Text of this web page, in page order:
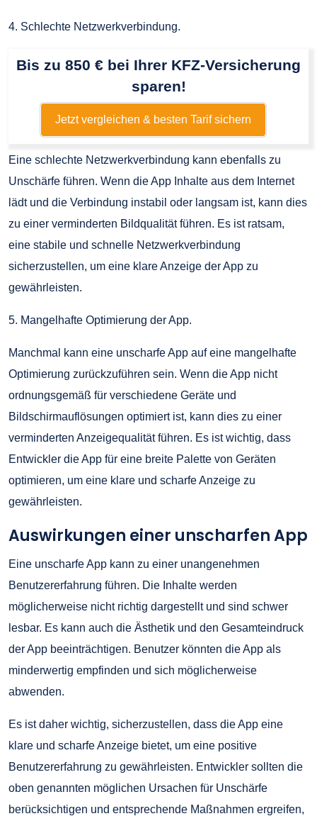
4. Schlechte Netzwerkverbindung.
Bis zu 850 € bei Ihrer KFZ-Versicherung
sparen!
Jetzt vergleichen & besten Tarif sichern
Eine schlechte Netzwerkverbindung kann ebenfalls zu
Unschärfe führen. Wenn die App Inhalte aus dem Internet
lädt und die Verbindung instabil oder langsam ist, kann dies
zu einer verminderten Bildqualität führen. Es ist ratsam,
eine stabile und schnelle Netzwerkverbindung
sicherzustellen, um eine klare Anzeige der App zu
gewährleisten.
5. Mangelhafte Optimierung der App.
Manchmal kann eine unscharfe App auf eine mangelhafte
Optimierung zurückzuführen sein. Wenn die App nicht
ordnungsgemäß für verschiedene Geräte und
Bildschirmauflösungen optimiert ist, kann dies zu einer
verminderten Anzeigequalität führen. Es ist wichtig, dass
Entwickler die App für eine breite Palette von Geräten
optimieren, um eine klare und scharfe Anzeige zu
gewährleisten.
Auswirkungen einer unscharfen App
Eine unscharfe App kann zu einer unangenehmen
Benutzererfahrung führen. Die Inhalte werden
möglicherweise nicht richtig dargestellt und sind schwer
lesbar. Es kann auch die Ästhetik und den Gesamteindruck
der App beeinträchtigen. Benutzer könnten die App als
minderwertig empfinden und sich möglicherweise
abwenden.
Es ist daher wichtig, sicherzustellen, dass die App eine
klare und scharfe Anzeige bietet, um eine positive
Benutzererfahrung zu gewährleisten. Entwickler sollten die
oben genannten möglichen Ursachen für Unschärfe
berücksichtigen und entsprechende Maßnahmen ergreifen,